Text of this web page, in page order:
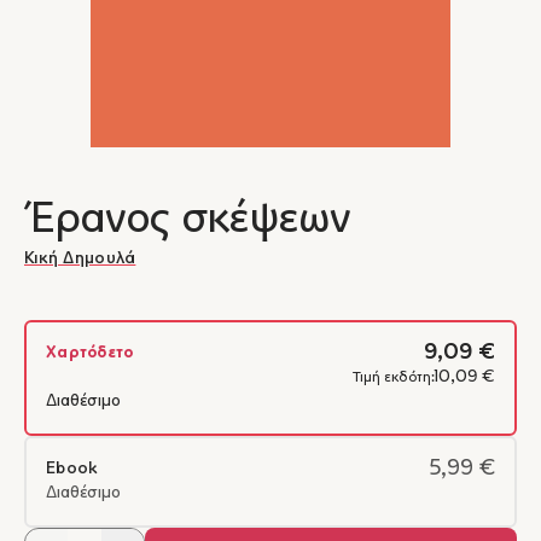
Έρανος σκέψεων
Κική Δημουλά
Χαρτόδετο 9,09 €
Τιμή εκδότη: 10,09 €
Διαθέσιμο
Ebook 5,99 €
Διαθέσιμο